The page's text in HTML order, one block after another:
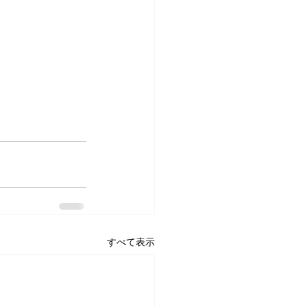
すべて表示